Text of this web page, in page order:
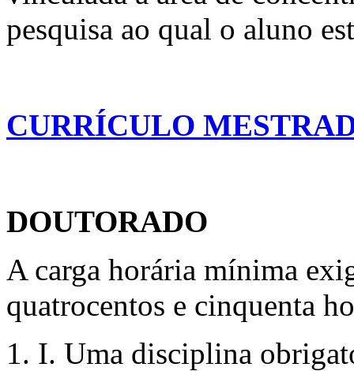
pesquisa ao qual o aluno
CURRÍCULO
DOUTORADO
A carga horária mínima
quatrocentos e cinquenta
I. Uma disciplina